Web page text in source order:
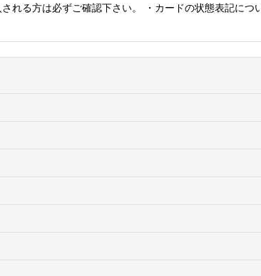
れる方は必ずご確認下さい。 ・カードの状態表記に